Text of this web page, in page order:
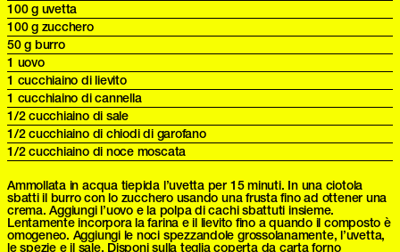
100 g uvetta
100 g zucchero
50 g burro
1 uovo
1 cucchiaino di lievito
1 cucchiaino di cannella
1/2 cucchiaino di sale
1/2 cucchiaino di chiodi di garofano
1/2 cucchiaino di noce moscata
Ammollata in acqua tiepida l’uvetta per 15 minuti. In una ciotola
sbatti il burro con lo zucchero usando una frusta fino ad ottener una
crema. Aggiungi l’uovo e la polpa di cachi sbattuti insieme.
Lentamente incorpora la farina e il lievito fino a quando il composto è
omogeneo. Aggiungi le noci spezzandole grossolanamente, l’uvetta,
le spezie e il sale. Disponi sulla teglia coperta da carta forno